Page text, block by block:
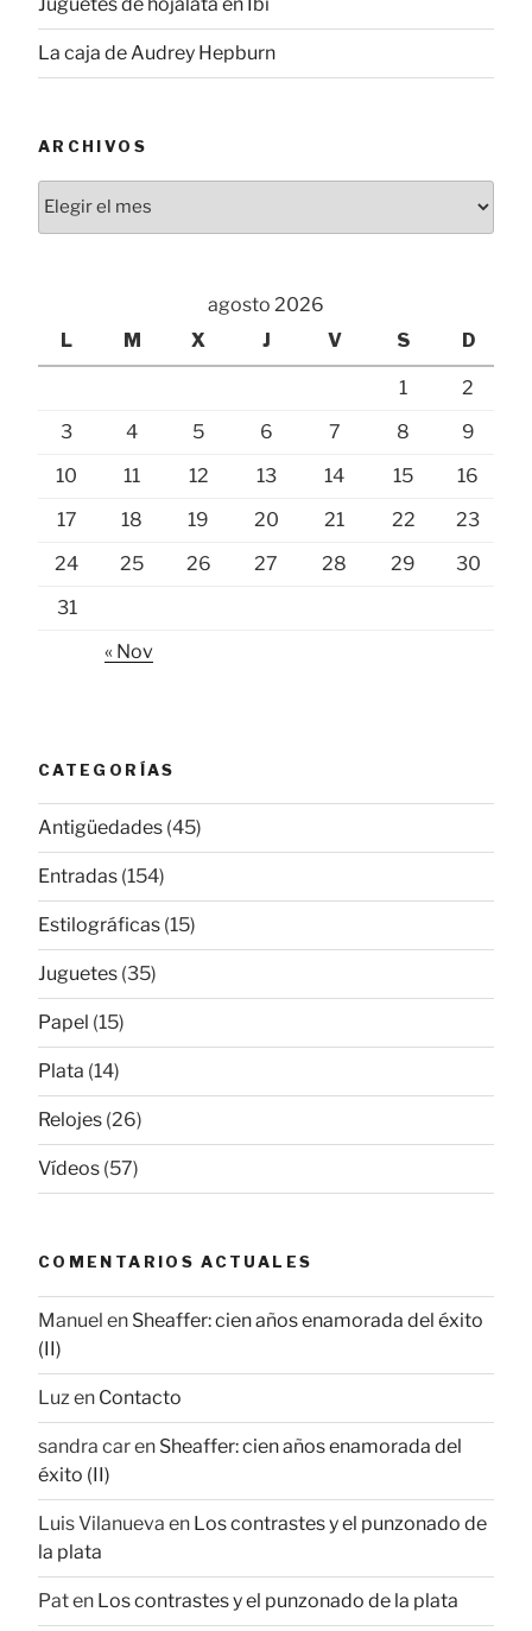
La caja de Audrey Hepburn
ARCHIVOS
agosto 2026
L
M X J V S D
1
2
3
4 5 6 7 8
9
10
11 12 13 14 15
16
17
18 19 20 21 22
23
24
25 26 27 28 29
30
31
« Nov
CATEGORÍAS
Antigüedades (45)
Entradas (154)
Estilográficas (15)
Juguetes (35)
Papel (15)
Plata (14)
Relojes (26)
Vídeos (57)
COMENTARIOS ACTUALES
Manuel en Sheaffer: cien años enamorada del éxito
(II)
Luz en Contacto
sandra caren Sheaffer: cien años enamorada del
éxito (II)
Luis Vilanueva en Los contrastes y el punzonado de
la plata
Paten Los contrastes y el punzonado de la plata